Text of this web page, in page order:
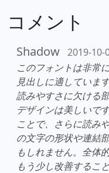
コメント
Shadow 2019-10-
このフォントは非常
見出しに適していま
読みやすさに欠ける
デザインは美しいで
ことで、さらに読み
の文字の形状や連結
もしれません。全体
もう少し改善するこ